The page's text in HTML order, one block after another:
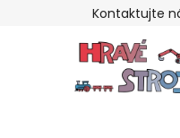
Kontaktujte